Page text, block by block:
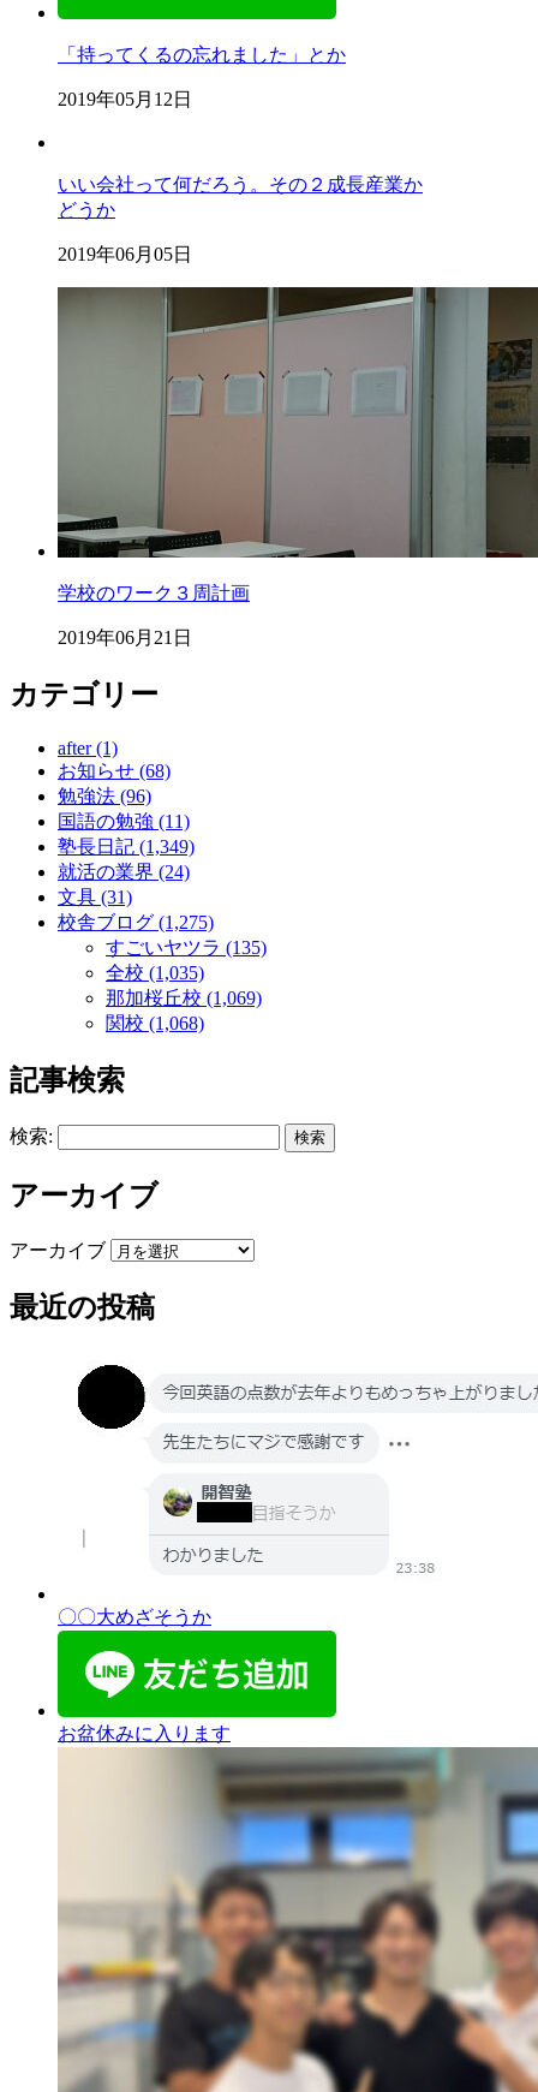
「持ってくるの忘れました」とか
2019年05月12日
いい会社って何だろう。その２成長産業か
どうか
2019年06月05日
学校のワーク３周計画
2019年06月21日
カテゴリー
after (1)
お知らせ (68)
勉強法 (96)
国語の勉強 (11)
塾長日記 (1,349)
就活の業界 (24)
文具 (31)
校舎ブログ (1,275)
すごいヤツラ (135)
全校 (1,035)
那加桜丘校 (1,069)
関校 (1,068)
記事検索
検索:
アーカイブ
アーカイブ
最近の投稿
〇〇大めざそうか
お盆休みに入ります